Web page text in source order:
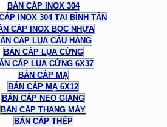
BÁN CÁP INOX 304
INOX 304 TẠI BÌNH TÂN
CÁP INOX BỌC NHỰA
CÁP LỤA CẨU HÀNG
BÁN CÁP LỤA CỨNG
CÁP LỤA CỨNG 6X37
BÁN CÁP MẠ
BÁN CÁP MẠ 6X12
BÁN CÁP NEO GIẰNG
BÁN CÁP THANG MÁY
BÁN CÁP THÉP